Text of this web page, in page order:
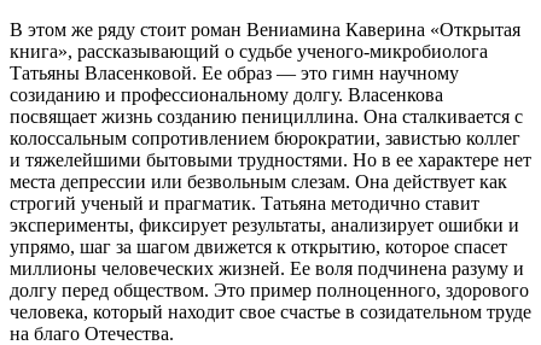
В этом же ряду стоит роман Вениамина Каверина «Открытая
книга», рассказывающий о судьбе ученого-микробиолога
Татьяны Власенковой. Ее образ — это гимн научному
созиданию и профессиональному долгу. Власенкова
посвящает жизнь созданию пенициллина. Она сталкивается с
колоссальным сопротивлением бюрократии, завистью коллег
и тяжелейшими бытовыми трудностями. Но в ее характере нет
места депрессии или безвольным слезам. Она действует как
строгий ученый и прагматик. Татьяна методично ставит
эксперименты, фиксирует результаты, анализирует ошибки и
упрямо, шаг за шагом движется к открытию, которое спасет
миллионы человеческих жизней. Ее воля подчинена разуму и
долгу перед обществом. Это пример полноценного, здорового
человека, который находит свое счастье в созидательном труде
на благо Отечества.